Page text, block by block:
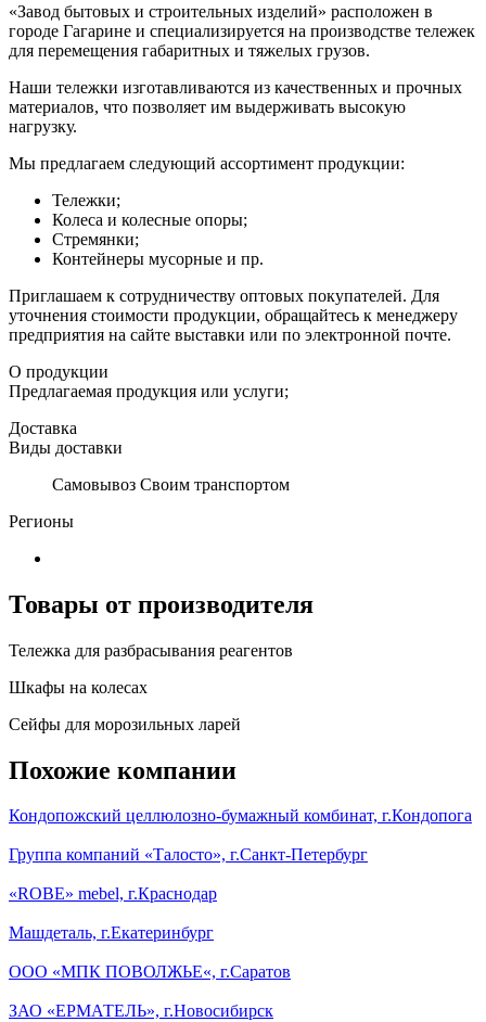
«Завод бытовых и строительных изделий» расположен в
городе Гагарине и специализируется на производстве тележек
для перемещения габаритных и тяжелых грузов.
Наши тележки изготавливаются из качественных и прочных
материалов, что позволяет им выдерживать высокую
нагрузку.
Мы предлагаем следующий ассортимент продукции:
Тележки;
Колеса и колесные опоры;
Стремянки;
Контейнеры мусорные и пр.
Приглашаем к сотрудничеству оптовых покупателей. Для
уточнения стоимости продукции, обращайтесь к менеджеру
предприятия на сайте выставки или по электронной почте.
О продукции
Предлагаемая продукция или услуги;
Доставка
Виды доставки
Самовывоз Своим транспортом
Регионы
Товары от производителя
Тележка для разбрасывания реагентов
Шкафы на колесах
Сейфы для морозильных ларей
Похожие компании
Кондопожский целлюлозно-бумажный комбинат, г.Кондопога
Группа компаний «Талосто», г.Санкт-Петербург
«ROBE» mebel, г.Краснодар
Машдеталь, г.Екатеринбург
ООО «МПК ПОВОЛЖЬЕ«, г.Саратов
ЗАО «ЕРМАТЕЛЬ», г.Новосибирск